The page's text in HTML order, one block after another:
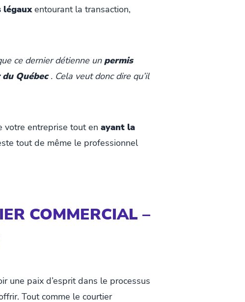
légauxentourant la transaction,
ce dernier détienne un permis
Québec. Cela veut donc dire qu’il
votre entreprise tout en ayant la
tout de même le professionnel
COMMERCIAL –
une paix d’esprit dans le processus
Tout comme le courtier